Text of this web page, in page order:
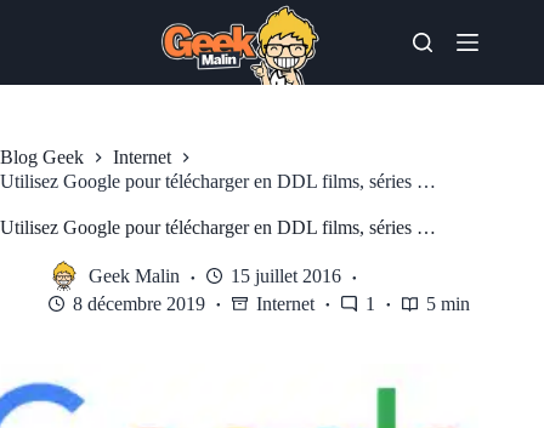
Blog Geek
Internet
Utilisez Google pour télécharger en DDL films, séries …
Utilisez Google pour télécharger en DDL films, séries …
Geek Malin
15 juillet 2016
8 décembre 2019
Internet 1 5 min